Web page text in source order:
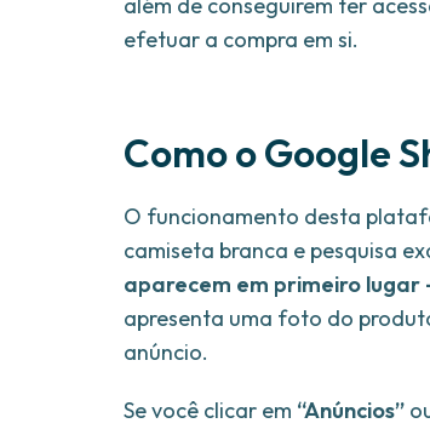
além de conseguirem ter
efetuar a compra em si.
Como o Google
O funcionamento desta
camiseta branca e pesquisa
aparecem em primeiro lugar
apresenta uma foto do
anúncio.
Se você clicar em “Anúncios”